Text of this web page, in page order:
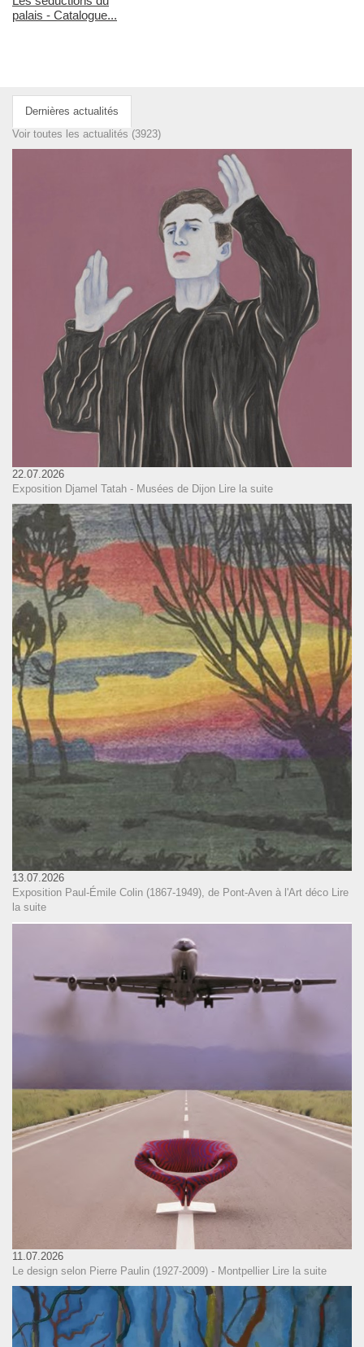
palais - Catalogue...
Dernières actualités
Voir toutes les actualités (3923)
22.07.2026
Exposition Djamel Tatah - Musées de Dijon Lire la suite
13.07.2026
Exposition Paul-Émile Colin (1867-1949), de Pont-Aven à l'Art déco
Lire
la suite
11.07.2026
Le design selon Pierre Paulin (1927-2009) - Montpellier Lire la suite